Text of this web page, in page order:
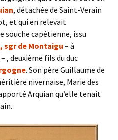
, détachée de Saint-Verain
et qui en relevait
souche capétienne, issu
sgr de Montaigu – à
, deuxième fils du duc
. Son père Guillaume de
nivernaise, Marie des
Arquian qu’elle tenait